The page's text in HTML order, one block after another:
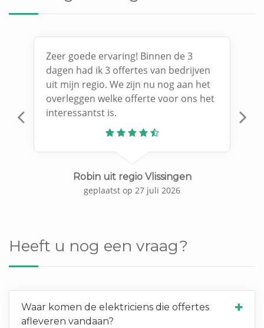
Zeer goede ervaring! Binnen de 3
dagen had ik 3 offertes van bedrijven
uit mijn regio. We zijn nu nog aan het
overleggen welke offerte voor ons het
interessantst is.
Robin uit regio Vlissingen
geplaatst op 27 juli 2026
Previous
Heeft u nog een vraag?
Waar komen de elektriciens die offertes
afleveren vandaan?